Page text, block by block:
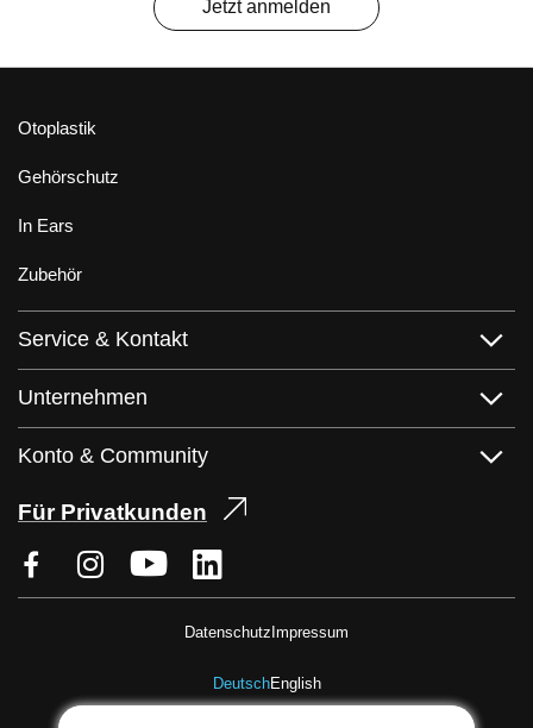
Jetzt anmelden
Otoplastik
Gehörschutz
In Ears
Zubehör
Service & Kontakt
Unternehmen
Konto & Community
Für Privatkunden
DeutschEnglish
Datenschutz Impressum